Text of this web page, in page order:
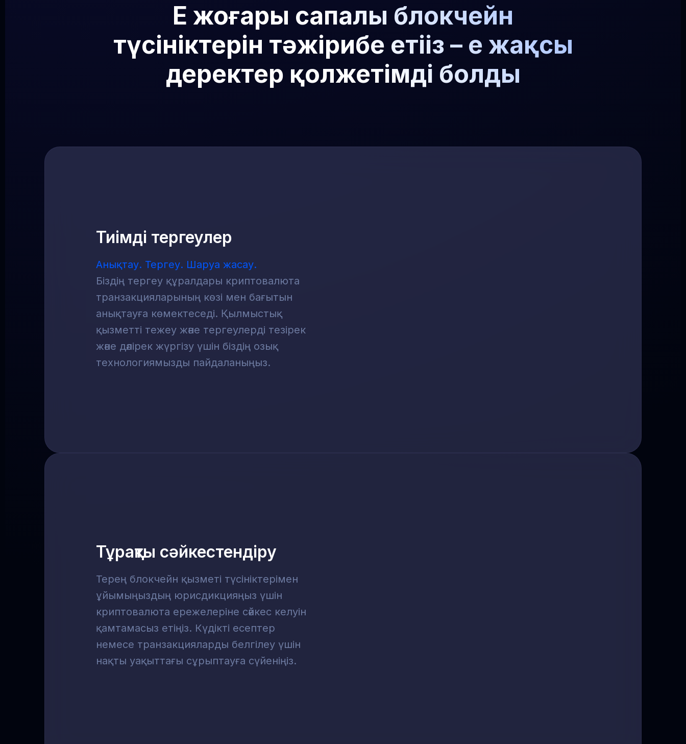
Ең жоғары сапалы блокчейн
түсініктерін тәжірибе етіңіз – ең жақсы
деректер қолжетімді болды
Тиімді тергеулер
Анықтау. Тергеу. Шаруа жасау.
Біздің тергеу құралдары криптовалюта
транзакцияларының көзі мен бағытын
анықтауға көмектеседі. Қылмыстық
қызметті тежеу және тергеулерді тезірек
және дәлірек жүргізу үшін біздің озық
технологиямызды пайдаланыңыз.
Тұрақты сәйкестендіру
Терең блокчейн қызметі түсініктерімен
ұйымыңыздың юрисдикцияңыз үшін
криптовалюта ережелеріне сәйкес келуін
қамтамасыз етіңіз. Күдікті есептер
немесе транзакцияларды белгілеу үшін
нақты уақыттағы сұрыптауға сүйеніңіз.